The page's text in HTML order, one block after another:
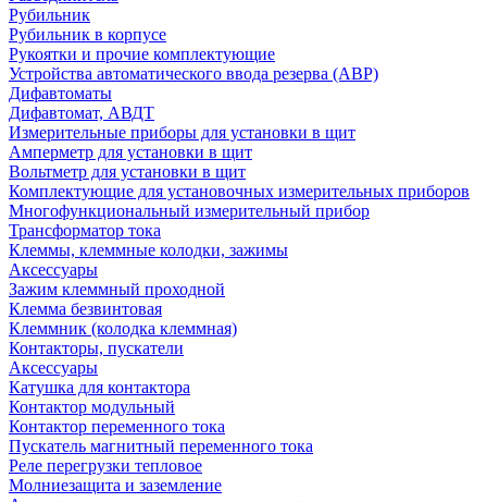
Рубильник
Рубильник в корпусе
Рукоятки и прочие комплектующие
Устройства автоматического ввода резерва (АВР)
Дифавтоматы
Дифавтомат, АВДТ
Измерительные приборы для установки в щит
Амперметр для установки в щит
Вольтметр для установки в щит
Комплектующие для установочных измерительных приборов
Многофункциональный измерительный прибор
Трансформатор тока
Клеммы, клеммные колодки, зажимы
Аксессуары
Зажим клеммный проходной
Клемма безвинтовая
Клеммник (колодка клеммная)
Контакторы, пускатели
Аксессуары
Катушка для контактора
Контактор модульный
Контактор переменного тока
Пускатель магнитный переменного тока
Реле перегрузки тепловое
Молниезащита и заземление